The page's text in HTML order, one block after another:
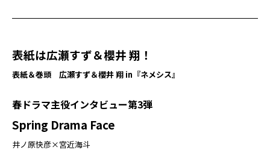
表紙は広瀬すず＆櫻井 翔！
表紙＆巻頭 広瀬すず＆櫻井 翔 in『ネメシス』
春ドラマ主役インタビュー第3弾
Spring Drama Face
井ノ原快彦×宮近海斗